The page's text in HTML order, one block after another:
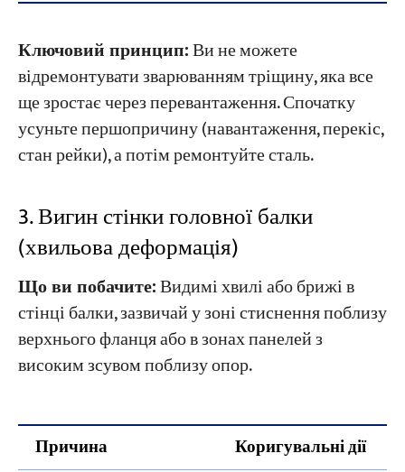
Ключовий принцип:Ви не можете
відремонтувати зварюванням тріщину, яка все
ще зростає через перевантаження. Спочатку
усуньте першопричину (навантаження, перекіс,
стан рейки), а потім ремонтуйте сталь.
3. Вигин стінки головної балки
(хвильова деформація)
Що ви побачите:Видимі хвилі або брижі в
стінці балки, зазвичай у зоні стиснення поблизу
верхнього фланця або в зонах панелей з
високим зсувом поблизу опор.
Причина
Коригувальні дії